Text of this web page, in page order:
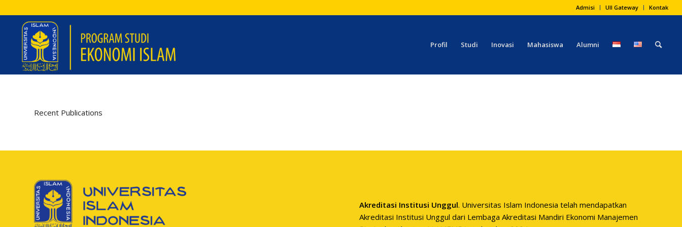
Admisi UII Gateway Kontak
Profil Studi Inovasi Mahasiswa Alumni
Recent Publications
Akreditasi Institusi Unggul. Universitas Islam Indonesia telah mendapatkan
Akreditasi Institusi Unggul dari Lembaga Akreditasi Mandiri Ekonomi Manajemen